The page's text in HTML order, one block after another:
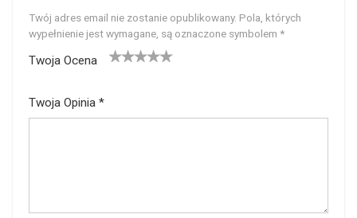
Twój adres email nie zostanie opublikowany. Pola, których
wypełnienie jest wymagane, są oznaczone symbolem *
Twoja Ocena
Twoja Opinia *